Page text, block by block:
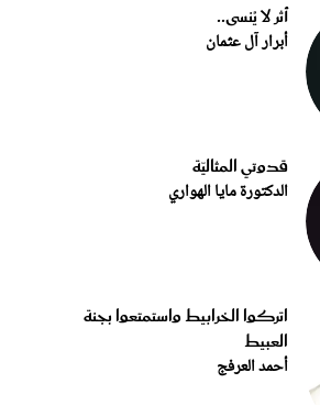
أثر لا يُنسى..
أبرار آل عثمان
قدوتي المثاليّة
الدكتورة مايا الهواري
اتركوا الخرابيط واستمتعوا بجنة
العبيط
أحمد العرفج